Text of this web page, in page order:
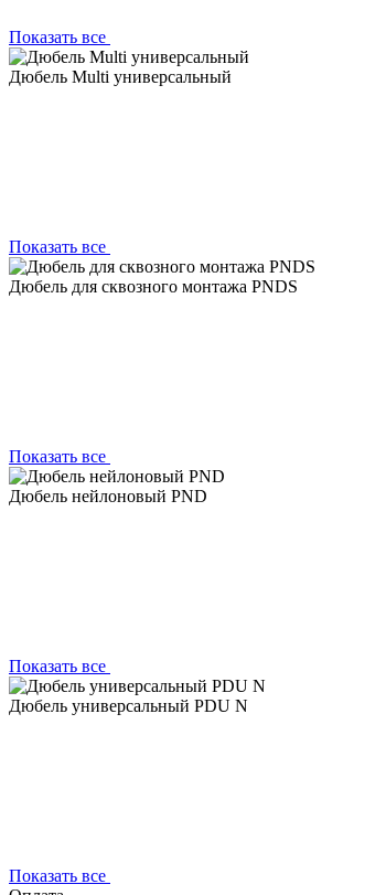
Показать все
Дюбель Multi универсальный
Показать все
Дюбель для сквозного монтажа PNDS
Показать все
Дюбель нейлоновый PND
Показать все
Дюбель универсальный PDU N
Показать все